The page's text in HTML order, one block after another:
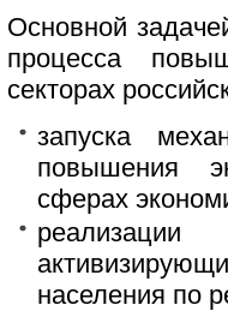
Основной
процесса
секторах
запуска
повышения
сферах
реализации
населения по